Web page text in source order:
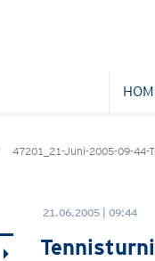
47201_21-Juni-2005-09-44-
21.06.2005 | 09:44